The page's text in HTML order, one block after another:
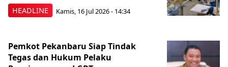
HEADLINE Kamis, 16 Jul 2026 - 14:34
Pemkot Pekanbaru Siap Tindak
Tegas dan Hukum Pelaku